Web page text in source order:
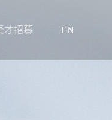
EN
才招募